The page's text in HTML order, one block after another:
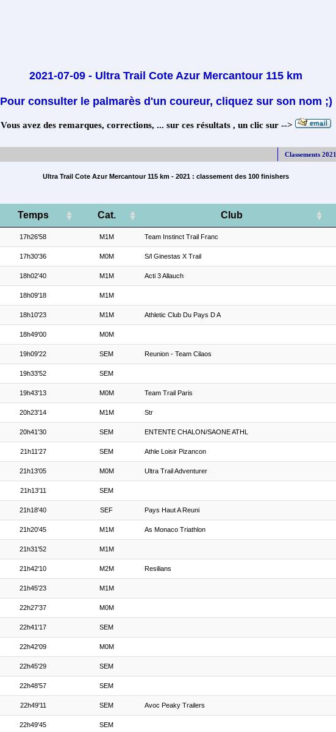
2021-07-09 - Ultra Trail Cote Azur Mercantour 115 km
Pour consulter le palmarès d'un coureur, cliquez sur son nom ;)
Vous avez des remarques, corrections, ... sur ces résultats , un clic sur -->
Classements 2021
Ultra Trail Cote Azur Mercantour 115 km - 2021 : classement des 100 finishers
Temps Cat. Club
17h26'58 M1M Team Instinct Trail Franc
17h30'36 M0M S/l Ginestas X Trail
18h02'40 M1M Acti 3 Allauch
18h09'18 M1M
18h10'23 M1M Athletic Club Du Pays D A
18h49'00 M0M
19h09'22 SEM Reunion - Team Cilaos
19h33'52 SEM
19h43'13 M0M Team Trail Paris
20h23'14 M1M Str
20h41'30 SEM ENTENTE CHALON/SAONE ATHL
21h11'27 SEM Athle Loisir Pizancon
21h13'05 M0M Ultra Trail Adventurer
21h13'11 SEM
21h18'40 SEF Pays Haut A Reuni
21h20'45 M1M As Monaco Triathlon
21h31'52 M1M
21h42'10 M2M Resilians
21h45'23 M1M
22h27'37 M0M
22h41'17 SEM
22h42'09 M0M
22h45'29 SEM
22h48'57 SEM
22h49'11 SEM Avoc Peaky Trailers
22h49'45 SEM